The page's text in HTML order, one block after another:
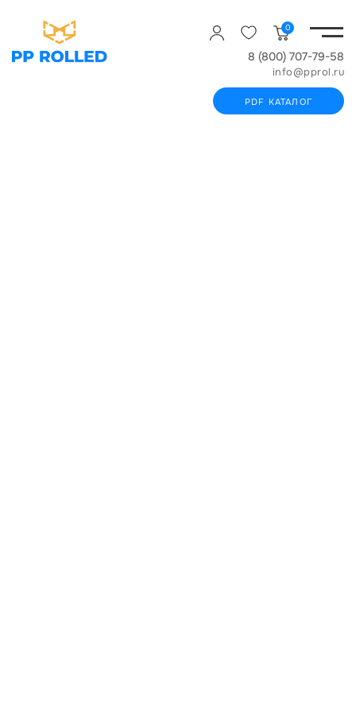
0
8 (800) 707-79-58
info@pprol.ru
PDF КАТАЛОГ